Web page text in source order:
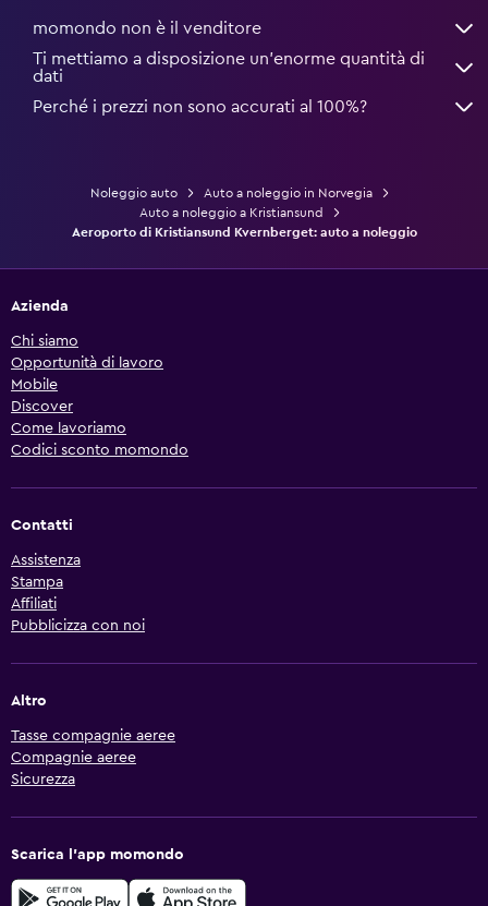
momondo non è il venditore
Ti mettiamo a disposizione un’enorme quantità di
dati
Perché i prezzi non sono accurati al 100%?
Noleggio auto
Auto a noleggio in Norvegia
Auto a noleggio a Kristiansund
Aeroporto di Kristiansund Kvernberget: auto a noleggio
Azienda
Chi siamo
Opportunità di lavoro
Mobile
Discover
Come lavoriamo
Codici sconto momondo
Contatti
Assistenza
Stampa
Affiliati
Pubblicizza con noi
Altro
Tasse compagnie aeree
Compagnie aeree
Sicurezza
Scarica l'app momondo